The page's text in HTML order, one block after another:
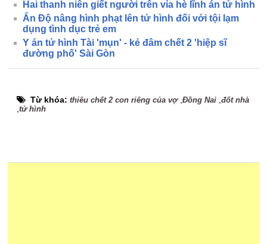
Hai thanh niên giết người trên vỉa hè lĩnh án tử hình
Ấn Độ nâng hình phạt lên tử hình đối với tội lạm
dụng tình dục trẻ em
Y án tử hình Tài 'mụn' - kẻ đâm chết 2 'hiệp sĩ
đường phố' Sài Gòn
Từ khóa:thiêu chết 2 con riêng của vợ,Đồng Nai ,đốt nhà
,tử hình